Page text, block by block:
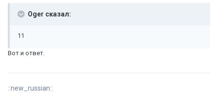
Oger сказал:
11
Вот и ответ.
::new_russian::